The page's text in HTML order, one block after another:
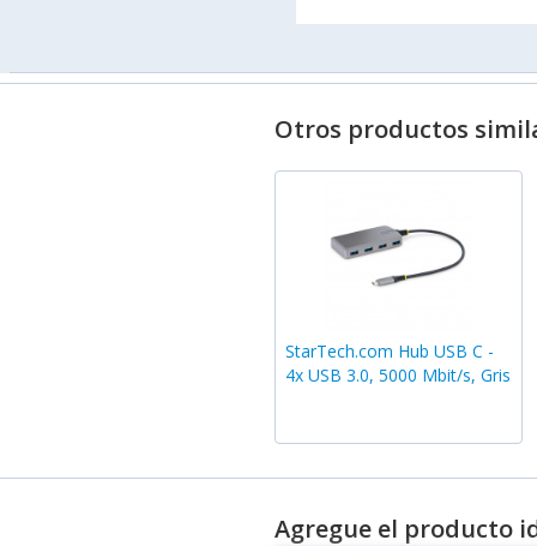
Otros productos
StarTech.com Hub USB C -
4x USB 3.0, 5000 Mbit/s, Gris
Agregue el producto